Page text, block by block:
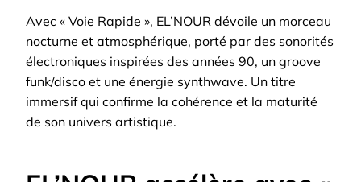
Avec « Voie Rapide », EL’NOUR dévoile un morceau
nocturne et atmosphérique, porté par des sonorités
électroniques inspirées des années 90, un groove
funk/disco et une énergie synthwave. Un titre
immersif qui confirme la cohérence et la maturité
de son univers artistique.